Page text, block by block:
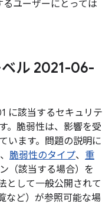
ユーザーにとっては
ル 2021-06-
に該当するセキュリテ
。脆弱性は、影響を受
います。問題の説明に
脆弱性のタイプ、 重
（該当する場合）を
として一般公開されて
など）が参照可能な場